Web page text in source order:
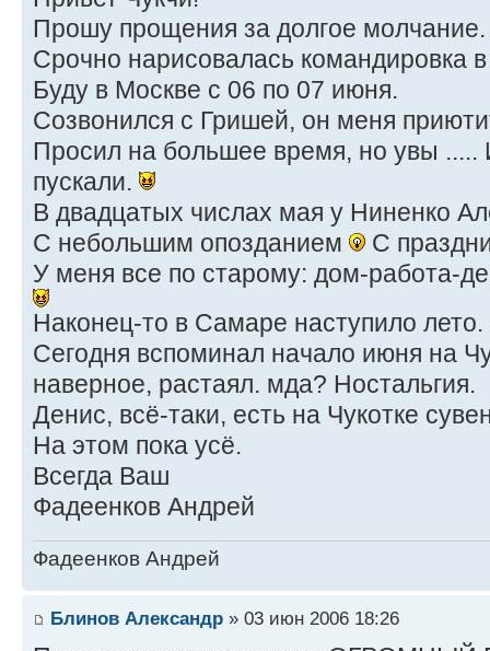
Прошу прощения за долгое
Срочно нарисовалась командировка
Буду в Москве с 06 по 07 июня.
Созвонился с Гришей, он меня
Просил на большее время, но увы
пускали.
В двадцатых числах мая у Ниненко
С небольшим опозданием
С
У меня все по старому: дом-работа-
Наконец-то в Самаре наступило лето.
Сегодня вспоминал начало июня на
наверное, растаял. мда? Ностальгия.
Денис, всё-таки, есть на Чукотке
На этом пока усё.
Всегда Ваш
Фадеенков Андрей
Фадеенков Андрей
Блинов Александр » 03 июн 2006 18:26